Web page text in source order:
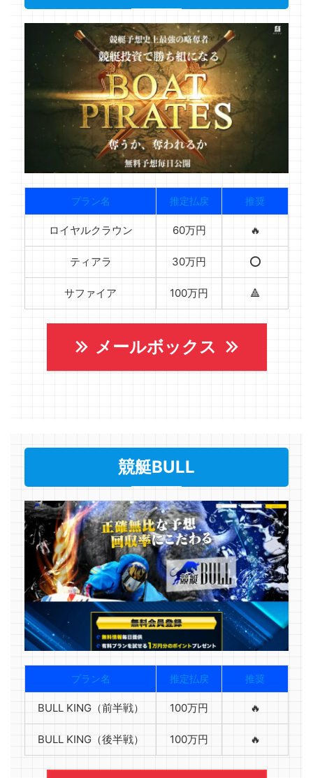
プラン名 推定払戻 推奨
ロイヤルクラウン 60万円 🔥
ティアラ 30万円 ⭕️
サファイア 100万円 🔺
メールボックス
競艇BULL
プラン名 推定払戻 推奨
BULL KING（前半戦） 100万円 🔥
BULL KING（後半戦） 100万円 🔥